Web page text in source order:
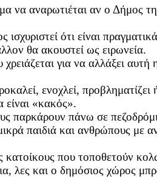
να αναρωτιέται αν ο Δήμος
ότι είναι
θα ακουστεί ως ειρωνεία.
χρειάζεται για να αλλάξει
ενοχλεί, προβληματίζει ή
είναι «κακός».
παρκάρουν πάνω σε
παιδιά και ανθρώπους με
που τοποθετούν
λες και ο δημόσιος χώρος